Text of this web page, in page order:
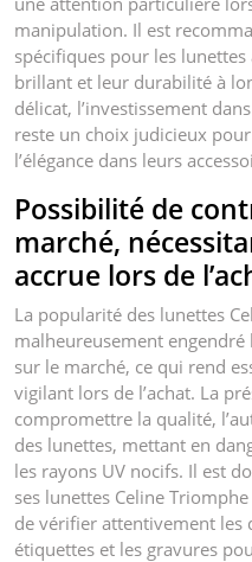
manipulation. Il est
spécifiques pour les
brillant et leur durabilité à
délicat, l’investissement
reste un choix judicieux
l’élégance dans leurs
Possibilité de
marché,
accrue lors de
La popularité des lunettes
malheureusement
sur le marché, ce qui rend
vigilant lors de l’achat. La
compromettre la qualité,
des lunettes, mettant en
les rayons UV nocifs. Il est
ses lunettes Celine
de vérifier attentivement les
étiquettes et les gravures